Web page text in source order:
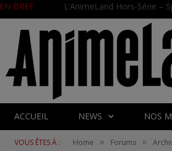
EN BREF Une nouvelle série TV
ACCUEIL NEWS NOS
VOUS ÊTES À : Home » Forums »